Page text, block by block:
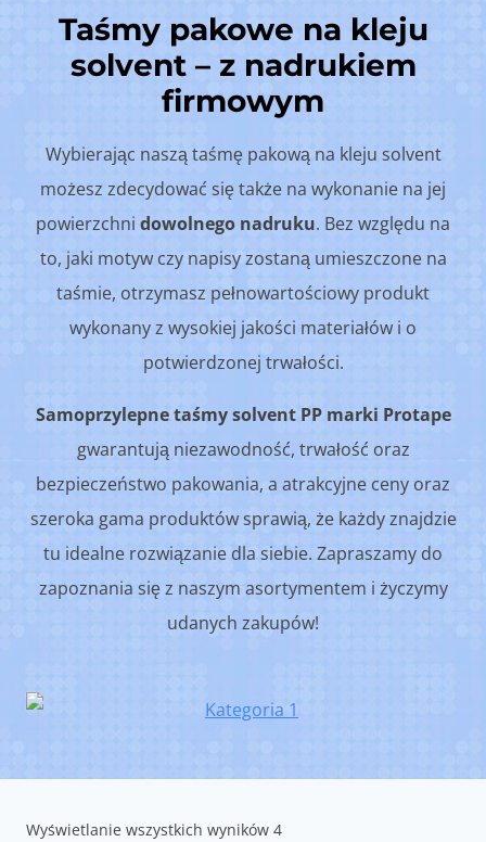
Taśmy pakowe na kleju
solvent – z nadrukiem
firmowym
Wybierając naszą taśmę pakową na kleju solvent
możesz zdecydować się także na wykonanie na jej
powierzchni dowolnego nadruku. Bez względu na
to, jaki motyw czy napisy zostaną umieszczone na
taśmie, otrzymasz pełnowartościowy produkt
wykonany z wysokiej jakości materiałów i o
potwierdzonej trwałości.
Samoprzylepne taśmy solvent PP marki Protape
gwarantują niezawodność, trwałość oraz
bezpieczeństwo pakowania, a atrakcyjne ceny oraz
szeroka gama produktów sprawią, że każdy znajdzie
tu idealne rozwiązanie dla siebie. Zapraszamy do
zapoznania się z naszym asortymentem i życzymy
udanych zakupów!
Wyświetlanie wszystkich wyników 4